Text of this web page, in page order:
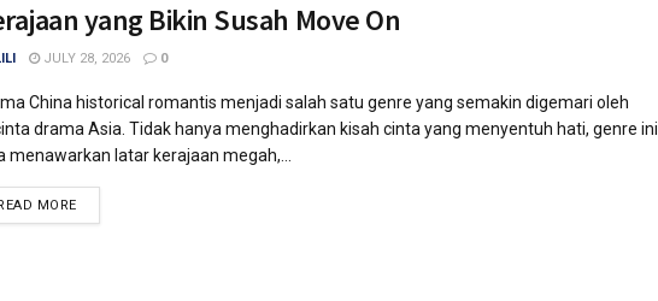
yang Bikin Susah Move On
JULY 28, 2026 0
China historical romantis menjadi salah satu genre yang semakin digemari oleh
drama Asia. Tidak hanya menghadirkan kisah cinta yang menyentuh hati, genre ini
menawarkan latar kerajaan megah,...
MORE